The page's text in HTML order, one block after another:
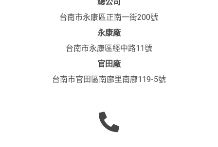
台南市永康區正南一街200號
永康廠
台南市永康區經中路11號
官田廠
台南市官田區南廍里南廍119-5號